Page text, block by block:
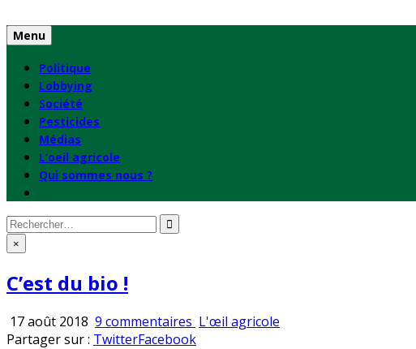
to
content
Menu
Politique
Lobbying
Société
Pesticides
Médias
L’oeil agricole
Qui sommes nous ?
Rechercher
: ×
C’est du bio !
17 août 2018 9 commentaires sur
C’est
Publié
L'œil agricole
Partager sur : TwitterFacebook